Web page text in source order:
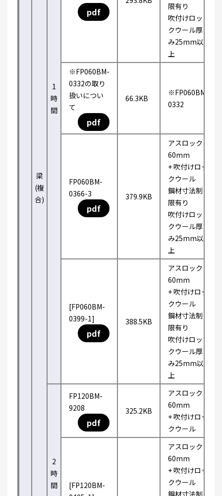
梁
(複
合)
1
時
間
pdf
限有り
吹付けロッ
クウール厚
み25mm以
上
※FP060BM-
0332の取り
扱いについ
て
pdf
66.3KB
※FP060BM-
0332
FP060BM-
0366-3
pdf
379.9KB
アスロック
60mm
+ 吹付けロッ
クウール
鋼材寸法制
限有り
吹付けロッ
クウール厚
み25mm以
上
[FP060BM-
0399-1]
pdf
388.5KB
アスロック
60mm
+ 吹付けロッ
クウール
鋼材寸法制
限有り
吹付けロッ
クウール厚
み25mm以
上
2
時
間
FP120BM-
9208
pdf
325.2KB
アスロック
60mm
+ 吹付けロッ
クウール
[FP120BM-
アスロック
60mm
+ 吹付けロッ
クウール
鋼材寸法制